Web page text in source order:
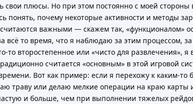
свои плюсы. Но при этом постоянно с моей стороны
понять, почему некоторые активности и методы
важными — скажем так, «функционалом»
всё то время, что я наблюдаю за этим процессом,
то второстепенное или «чисто для развлечения»,
считается «основным» в этой игровой
Вот как пример: если я перехожу к каким-то
траву или делаю мелкие операции на краю карты
и больше, чем при выполнении тяжелых